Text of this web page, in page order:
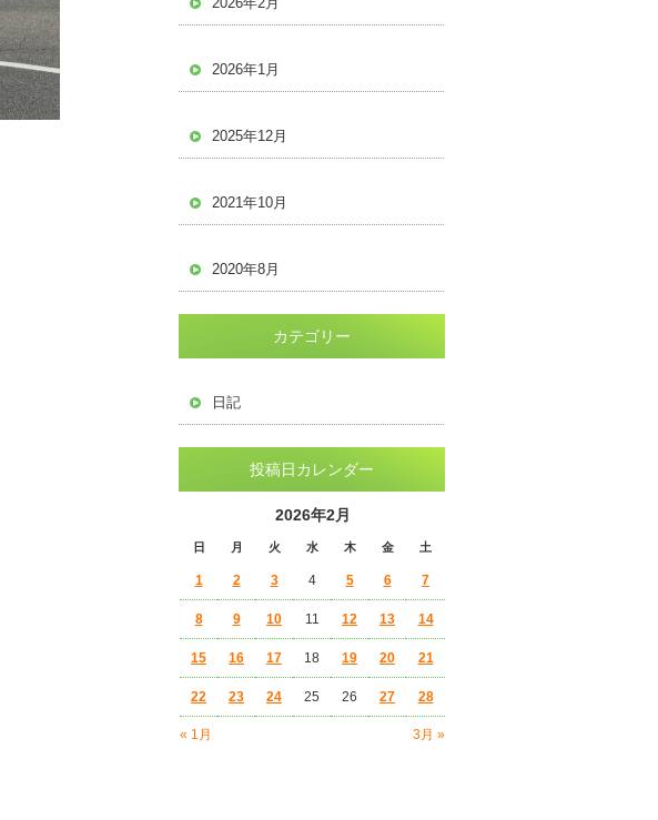
2026年1月
2025年12月
2021年10月
2020年8月
カテゴリー
日記
投稿日カレンダー
2026年2月
日 月 火 水 木 金 土
« 1月 3月 »
1 2 3 4 5 6 7
8 9 10 11 12 13 14
15 16 17 18 19 20 21
22 23 24 25 26 27 28